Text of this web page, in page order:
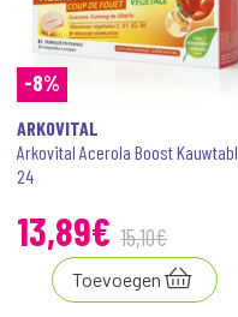
-8%
ARKOVITAL
Arkovital Acerola Boost Kauwtabl
24
13,89€ 15,10€
Toevoegen